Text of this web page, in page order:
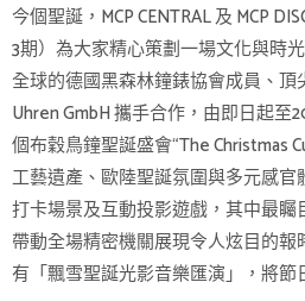
今個聖誕，MCP CENTRAL 及 MCP
3期）為大家精心策劃一場文化與時
全球的德國黑森林鐘錶協會成員、頂
Uhren GmbH 攜手合作，由即日起至
個布穀鳥鐘聖誕盛會“The Christmas
工藝遺產、歐陸聖誕氛圍與多元感
打卡場景及互動投影遊戲，其中最
帶動全場精密機關展現令人炫目的
有「飄雪聖誕光影音樂匯演」，將節